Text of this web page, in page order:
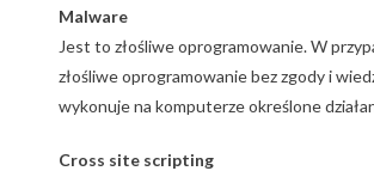
Malware
Jest to złośliwe oprogramowanie. W
złośliwe oprogramowanie bez zgody i
wykonuje na komputerze określone
Cross site scripting